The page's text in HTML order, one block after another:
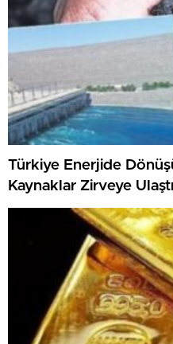
Türkiye Enerjide
Kaynaklar Zirveye